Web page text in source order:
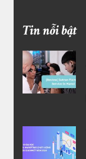
Tin nỗi bật